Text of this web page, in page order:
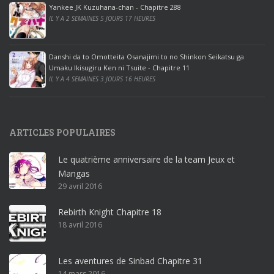
ff
i
c
e
2
0
1
r
o
ff
i
c
e
3
Yankee JK Kuzuhana-chan - Chapitre 288
IL Y A 2 SEMAINES 5 JOURS 17 HEURES
Danshi da to Omotteita Osanajimi to no Shinkon Seikatsu ga
Umaku Ikisugiru Ken ni Tsuite - Chapitre 11
IL Y A 4 SEMAINES 3 JOURS 16 HEURES
ARTICLES POPULAIRES
Le quatrième anniversaire de la team Jeux et
Mangas
29 avril 2016
Rebirth Knight Chapitre 18
18 avril 2016
Les aventures de Sinbad Chapitre 31